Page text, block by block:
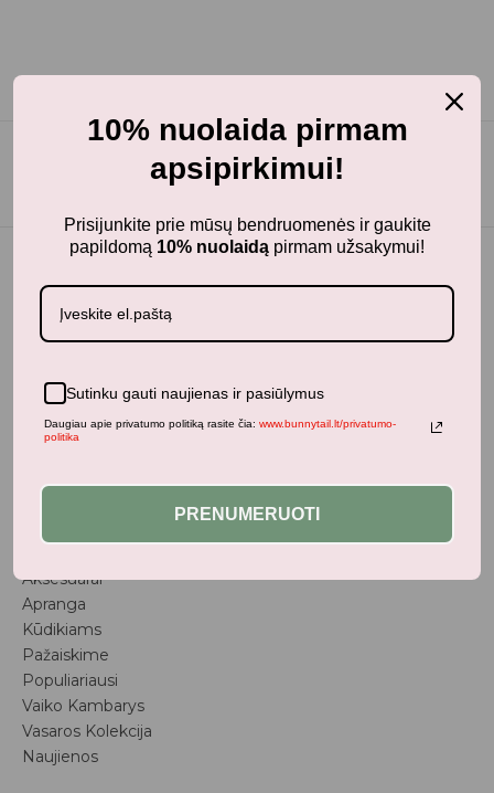
BunnyTail
Aksesuarai
Apranga
Kūdikiams
Pažaiskime
Populiariausi
Vaiko Kambarys
Vasaros Kolekcija
Naujienos
10% nuolaida pirmam
apsipirkimui!
Prisijunkite prie mūsų bendruomenės ir gaukite
papildomą 10% nuolaidą pirmam užsakymui!
Sutinku gauti naujienas ir pasiūlymus
Daugiau apie privatumo politiką rasite čia: www.bunnytail.lt/privatumo-
politika
PRENUMERUOTI